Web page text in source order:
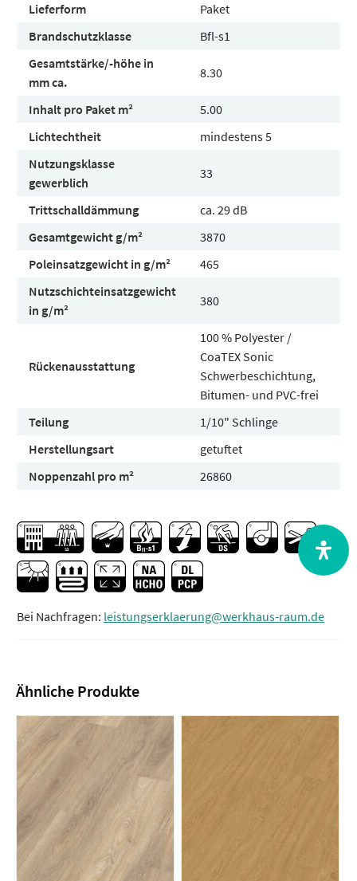
Lieferform
Paket
Brandschutzklasse
Bfl-s1
Gesamtstärke/-höhe in
mm ca.
8.30
Inhalt pro Paket m²
5.00
Lichtechtheit
mindestens 5
Nutzungsklasse
gewerblich
33
Trittschalldämmung
ca. 29 dB
Gesamtgewicht g/m²
3870
Poleinsatzgewicht in g/m²
465
Nutzschichteinsatzgewicht
in g/m²
380
Rückenausstattung
100 % Polyester /
CoaTEX Sonic
Schwerbeschichtung,
Bitumen- und PVC-frei
Teilung
1/10" Schlinge
Herstellungsart
getuftet
Noppenzahl pro m²
26860
Bei Nachfragen: leistungserklaerung@werkhaus-raum.de
Ähnliche Produkte